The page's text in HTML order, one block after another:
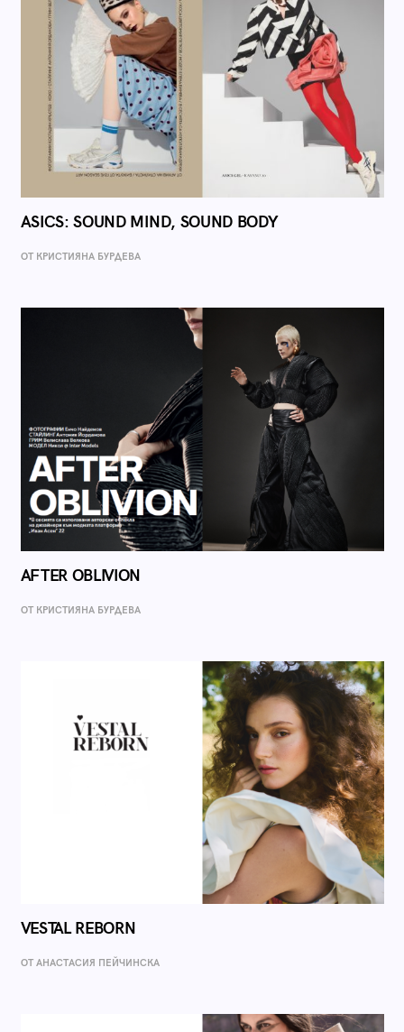
ASICS: SOUND MIND, SOUND BODY
ОТ КРИСТИЯНА БУРДЕВА
AFTER OBLIVION
ОТ КРИСТИЯНА БУРДЕВА
VESTAL REBORN
ОТ AНАСТАСИЯ ПЕЙЧИНСКА